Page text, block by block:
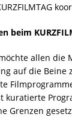
beim
allen die
auf die Beine
kuratierte
Grenzen